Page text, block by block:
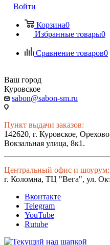
Войти
Корзина0
Избранные товары0
Сравнение товаров0
Ваш город
Куровское
sabon@sabon-sm.ru
Пункт выдачи заказов:
142620, г. Куровское,
Вокзальная улица, 8к1.
Центральный офис и шоурум:
г. Коломна, ТЦ "Вега", ул.
Вконтакте
Telegram
YouTube
Rutube